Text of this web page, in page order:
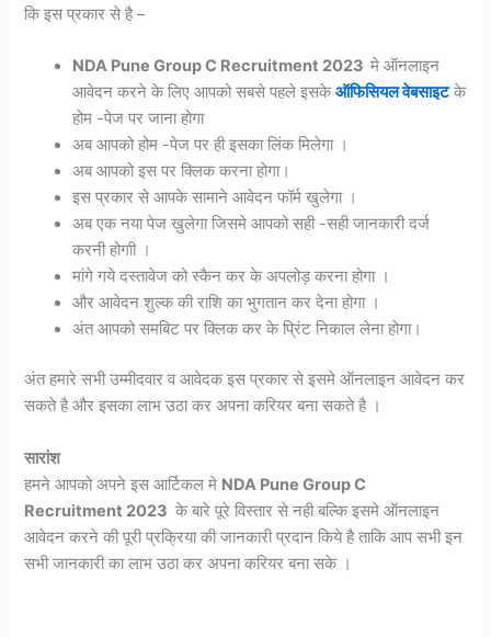
कि इस प्रकार से है –
NDA Pune Group C Recruitment 2023मे ऑनलाइन
आवेदन करने के लिए आपको सबसे पहले इसकेऑफिसियल वेबसाइट के
होम -पेज पर जाना होगा
अब आपको होम -पेज पर ही इसका लिंक मिलेगा ।
अब आपको इस पर क्लिक करना होगा।
इस प्रकार से आपके सामाने आवेदन फॉर्म खुलेगा ।
अब एक नया पेज खुलेगा जिसमे आपको सही -सही जानकारी दर्ज
करनी होगाी ।
मांगे गये दस्तावेज को स्कैन कर के अपलोड़ करना होगा ।
और आवेदन शुल्क की राशि का भुगतान कर देना होगा ।
अंत आपको समबिट पर क्लिक कर के प्रिंट निकाल लेना होगा।
अंत हमारे सभी उम्मीदवार व आवेदक इस प्रकार से इसमे ऑनलाइन आवेदन कर
सकते है और इसका लाभ उठा कर अपना करियर बना सकते है ।
सारांश
हमने आपको अपने इस आर्टिकल मे NDA Pune Group C
Recruitment 2023 के बारे पूरे विस्तार से नही बल्कि इसमे ऑनलाइन
आवेदन करने की पूरी प्रक्रिया की जानकारी प्रदान किये है ताकि आप सभी इन
सभी जानकारी का लाभ उठा कर अपना करियर बना सके ।